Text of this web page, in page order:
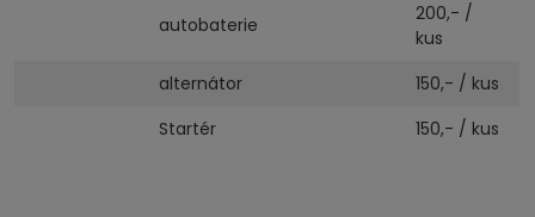
autobaterie
200,- /
kus
alternátor
150,- / kus
Startér
150,- / kus